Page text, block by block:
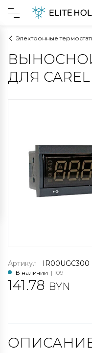
Электронные
ДЛЯ CAREL
Артикул IR00UGC300
В наличии | 109
141.78 BYN